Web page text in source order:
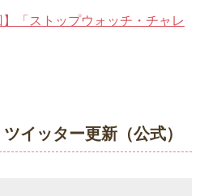
「ストップウォッチ・チャレ
イッター更新（公式）